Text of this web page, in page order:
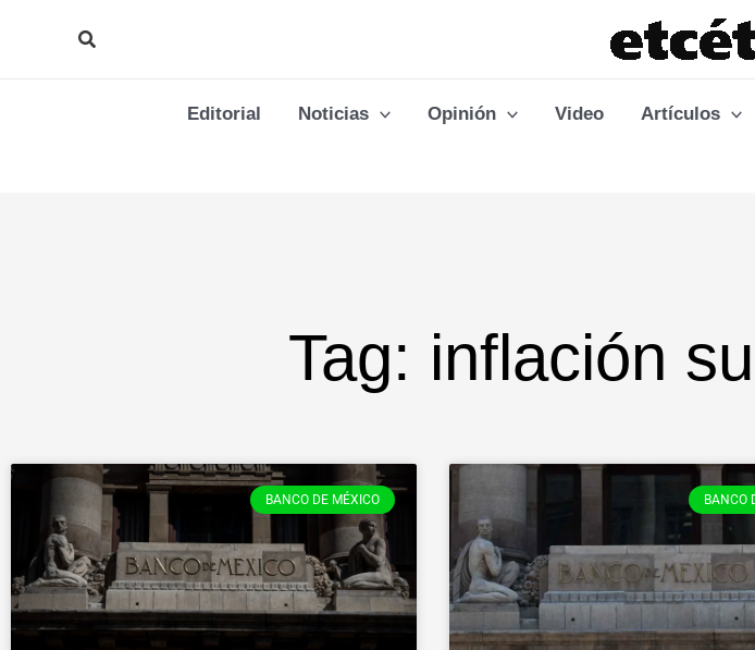
Buscar
Editorial Noticias Opinión Video Artículos
Tag: inflación
BANCO DE MÉXICO BANCO